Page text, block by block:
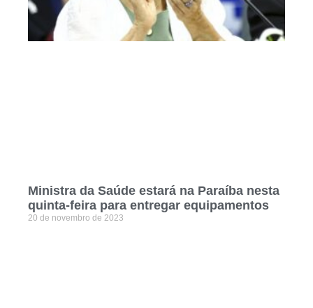
Ministra da Saúde estará na Paraíba nesta
quinta-feira para entregar equipamentos
20 de novembro de 2023